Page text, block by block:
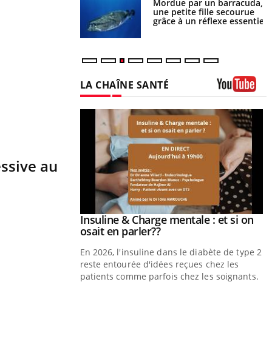
au
Mordue par un barracuda,
une petite fille secourue
grâce à un réflexe essentiel
LA CHAÎNE SANTÉ
ce qui la rend
Youtube
Insuline & Charge mentale : et si on
osait en parler??Youtube
En 2026, l'insuline dans le diabète de type 2
reste entourée d'idées reçues chez les
patients comme parfois chez les soignants.